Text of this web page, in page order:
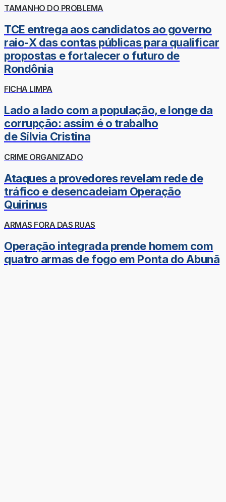
TAMANHO DO PROBLEMA
TCE entrega aos candidatos ao governo
raio-X das contas públicas para qualificar
propostas e fortalecer o futuro de
Rondônia
FICHA LIMPA
Lado a lado com a população, e longe da
corrupção: assim é o trabalho
de Sílvia Cristina
CRIME ORGANIZADO
Ataques a provedores revelam rede de
tráfico e desencadeiam Operação
Quirinus
ARMAS FORA DAS RUAS
Operação integrada prende homem com
quatro armas de fogo em Ponta do Abunã